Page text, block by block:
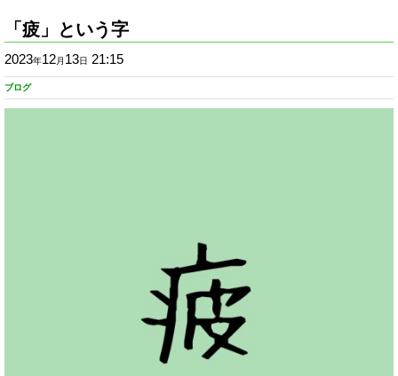
「疲」という字
2023年12月 13日 21:15
ブログ